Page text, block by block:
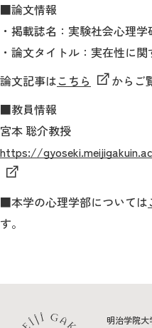
ボランティア
生涯学習・社会連携
入試情報サイト
2026年9月入学者向け
MGグッズ オンライン
■論文情報
・掲載誌名：実験社会心理
・論文タイトル：実在性に
論文記事はこちら
からご
■教員情報
宮本 聡介教授
https://
■本学の心理学部については
す。
明治学院大